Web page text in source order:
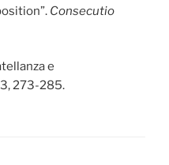
Consecutio
e
273-285.